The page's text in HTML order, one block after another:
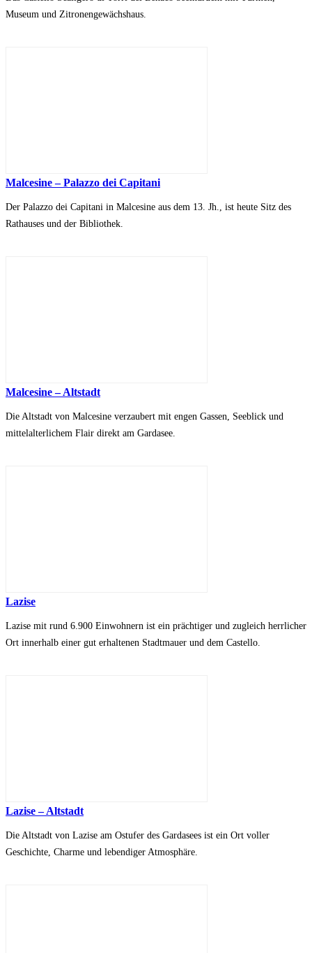
Museum und Zitronengewächshaus.
Malcesine – Palazzo dei Capitani
Der Palazzo dei Capitani in Malcesine aus dem 13. Jh., ist heute Sitz des
Rathauses und der Bibliothek.
Malcesine – Altstadt
Die Altstadt von Malcesine verzaubert mit engen Gassen, Seeblick und
mittelalterlichem Flair direkt am Gardasee.
Lazise
Lazise mit rund 6.900 Einwohnern ist ein prächtiger und zugleich herrlicher
Ort innerhalb einer gut erhaltenen Stadtmauer und dem Castello.
Lazise – Altstadt
Die Altstadt von Lazise am Ostufer des Gardasees ist ein Ort voller
Geschichte, Charme und lebendiger Atmosphäre.